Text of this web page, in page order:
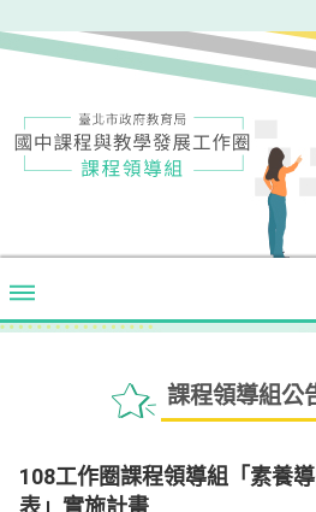
課程領導組公
108工作圈課程領導組「素養
表」實施計畫